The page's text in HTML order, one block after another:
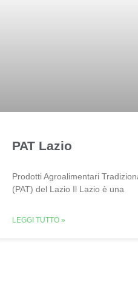
PAT Lazio
Prodotti Agroalimentari
(PAT) del Lazio Il Lazio è una
LEGGI TUTTO »